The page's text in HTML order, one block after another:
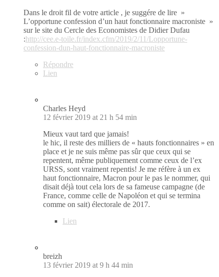
Dans le droit fil de votre article , je suggére de lire »
L’opportune confession d’un haut fonctionnaire macroniste »
sur le site du Cercle des Economistes de Didier Dufau
:http://cee.e-toile.fr/index.cfm/2019/2/11/Lopportune-
confession-dun-haut-fonctionnaire-macroniste
Répondre
Lien
Charles Heyd
12 février 2019 at 21 h 54 min
Mieux vaut tard que jamais!
le hic, il reste des milliers de « hauts fonctionnaires » en
place et je ne suis même pas sûr que ceux qui se
repentent, même publiquement comme ceux de l’ex
URSS, sont vraiment repentis! Je me réfère à un ex
haut fonctionnaire, Macron pour le pas le nommer, qui
disait déjà tout cela lors de sa fameuse campagne (de
France, comme celle de Napoléon et qui se termina
comme on sait) électorale de 2017.
Lien
breizh
13 février 2019 at 9 h 44 min